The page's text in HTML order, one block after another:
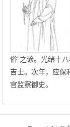
俗”之谚。光绪十
吉士。次年，应保
官监察御史。